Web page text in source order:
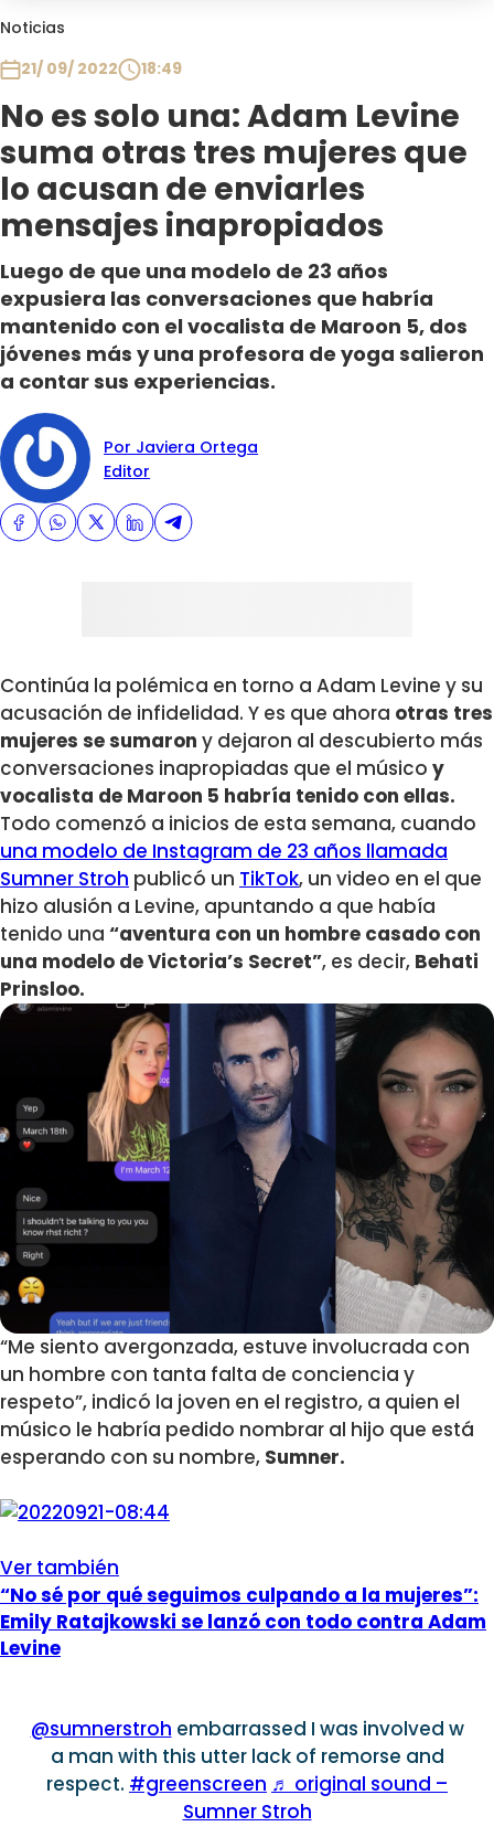
Noticias
21/ 09/ 2022
18:49
No es solo una: Adam Levine
suma otras tres mujeres que
lo acusan de enviarles
mensajes inapropiados
Luego de que una modelo de 23 años
expusiera las conversaciones que habría
mantenido con el vocalista de Maroon 5, dos
jóvenes más y una profesora de yoga salieron
a contar sus experiencias.
Por Javiera Ortega
Editor
Continúa la polémica en torno a Adam Levine y su
acusación de infidelidad. Y es que ahora otras tres
mujeres se sumaron y dejaron al descubierto más
conversaciones inapropiadas que el músico y
vocalista de Maroon 5 habría tenido con ellas.
Todo comenzó a inicios de esta semana, cuando
una modelo de Instagram de 23 años llamada
Sumner Stroh publicó un TikTok, un video en el que
hizo alusión a Levine, apuntando a que había
tenido una “aventura con un hombre casado con
una modelo de Victoria’s Secret”, es decir, Behati
Prinsloo.
“Me siento avergonzada, estuve involucrada con
un hombre con tanta falta de conciencia y
respeto”, indicó la joven en el registro, a quien el
músico le habría pedido nombrar al hijo que está
esperando con su nombre, Sumner.
Ver también
“No sé por qué seguimos culpando a la mujeres”:
Emily Ratajkowski se lanzó con todo contra Adam
Levine
@sumnerstroh embarrassed I was involved w
a man with this utter lack of remorse and
respect. #greenscreen ♬ original sound –
Sumner Stroh
Plan Perfecto
El Tiempo
Sabingo
Todos Los Programas